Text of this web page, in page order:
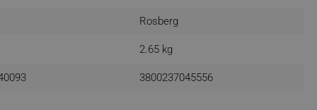
Rosberg
2.65 kg
3800237045556
related cookies and local
specific data for